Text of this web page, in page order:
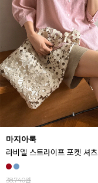
마지아룩
라비엘 스트라이프 포켓 셔츠
38,740원